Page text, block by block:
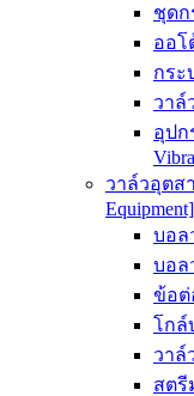
ชุดก
ออโ
กระ
วาล์
อุปก
วาล์วอุตส
Equipment]
บอล
บอล
ข้อต่
โกล์
วาล์
สตรี